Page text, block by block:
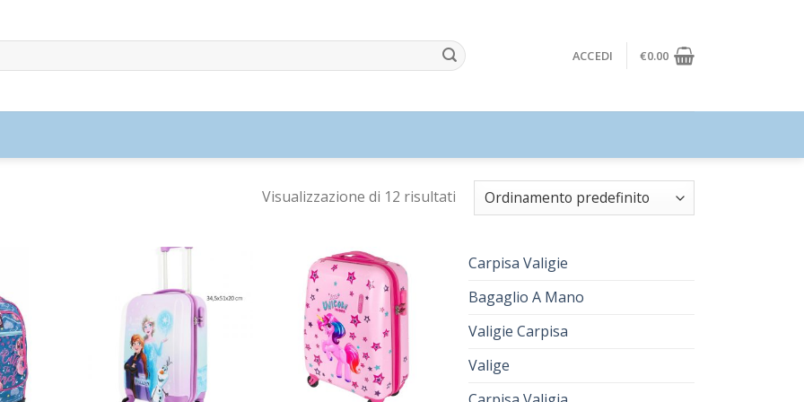
ACCEDI €0.00
Visualizzazione di 12 risultati
Carpisa Valigie
Bagaglio A Mano
Valigie Carpisa
Valige